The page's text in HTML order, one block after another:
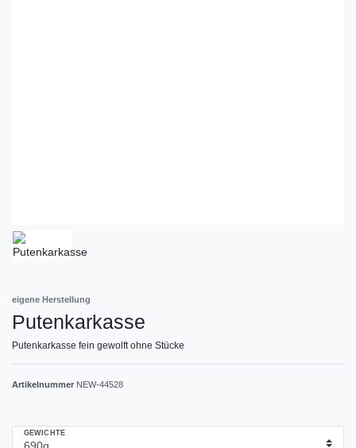
eigene Herstellung
Putenkarkasse
Putenkarkasse fein gewolft ohne Stücke
Artikelnummer NEW-44528
GEWICHTE